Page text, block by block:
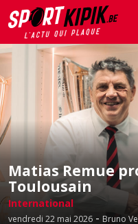
Matias Remue
Toulousain
International
vendredi 22 mai 2026 - Bruno